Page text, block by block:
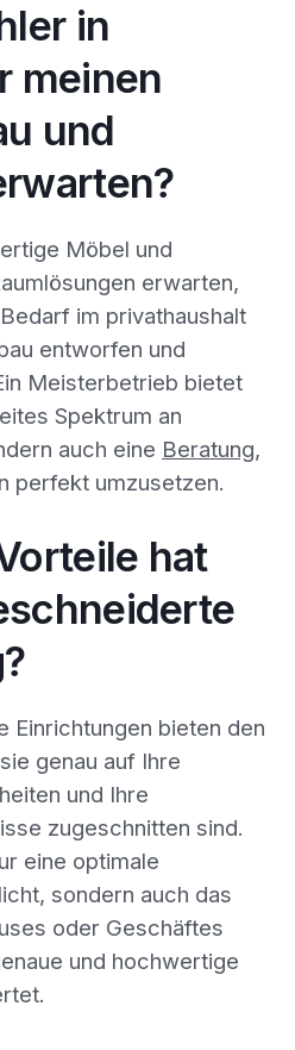
in
meinen
und
Möbel und
erwarten,
im privathaushalt
entworfen und
Meisterbetrieb bietet
Spektrum an
auch eine Beratung,
perfekt umzusetzen.
hat
Einrichtungen bieten den
genau auf Ihre
und Ihre
zugeschnitten sind.
eine optimale
sondern auch das
oder Geschäftes
und hochwertige